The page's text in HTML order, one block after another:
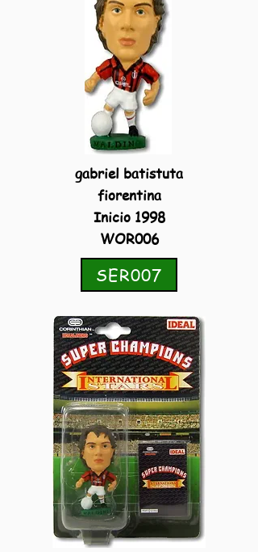
gabriel batistuta
fiorentina
Inicio 1998
WOR006
SER007